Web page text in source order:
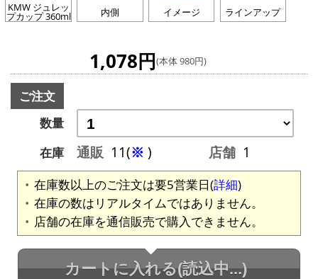
KMW ジュレッ
プカップ 360ml 内側 イメージ ラインアップ
1,078円(本体 980円)
ご注文
数量
在庫
通販 11(※ ) 店舗 1
在庫数以上のご注文は要5営業日(詳細)
在庫の数はリアルタイムではありません。
店舗の在庫を通信販売で購入できません。
カートに入れる(読込中...)